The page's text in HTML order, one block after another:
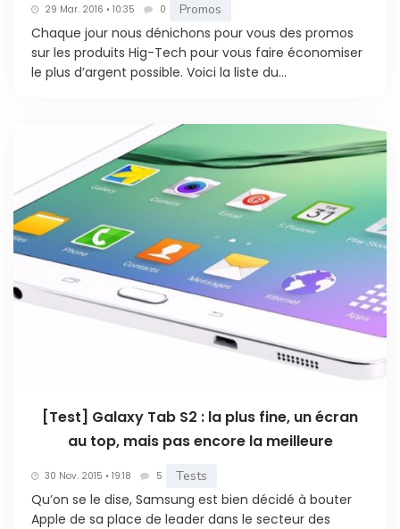
29 Mar. 2016 • 10:35 0 Promos
Chaque jour nous dénichons pour vous des promos
sur les produits Hig-Tech pour vous faire économiser
le plus d’argent possible. Voici la liste du...
[Test] Galaxy Tab S2 : la plus fine, un écran
au top, mais pas encore la meilleure
30 Nov. 2015 • 19:18 5 Tests
Qu’on se le dise, Samsung est bien décidé à bouter
Apple de sa place de leader dans le secteur des